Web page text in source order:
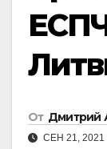
От Дмитрий
СЕН 21, 2021